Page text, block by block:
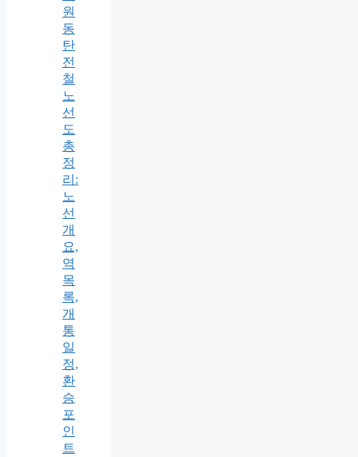
원
동
탄
전
철
노
선
도
총
정
리:
노
선
개
요,
역
목
록,
개
통
일
정,
환
승
포
인
트